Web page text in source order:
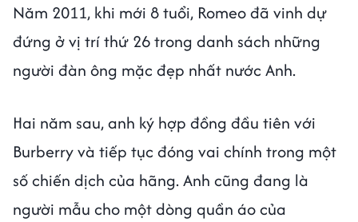
Năm 2011, khi mới 8 tuổi, Romeo đã vinh dự
đứng ở vị trí thứ 26 trong danh sách những
người đàn ông mặc đẹp nhất nước Anh.
Hai năm sau, anh ký hợp đồng đầu tiên với
Burberry và tiếp tục đóng vai chính trong một
số chiến dịch của hãng. Anh cũng đang là
người mẫu cho một dòng quần áo của